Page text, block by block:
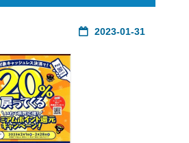
2023-01-31